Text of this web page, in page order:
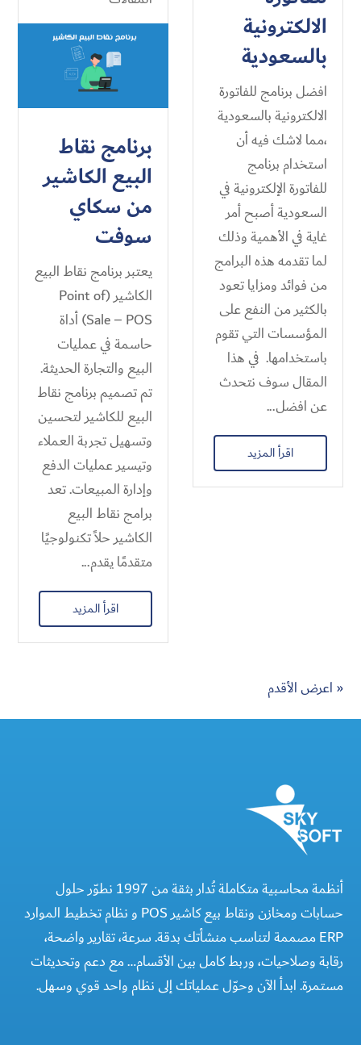
الالكترونية
بالسعودية
افضل برنامج للفاتورة
الالكترونية بالسعودية
،مما لاشك فيه أن
استخدام برنامج
للفاتورة الإلكترونية في
السعودية أصبح أمر
غاية في الأهمية وذلك
لما تقدمه هذه البرامج
من فوائد ومزايا تعود
بالكثير من النفع على
المؤسسات التي تقوم
باستخدامها. في هذا
المقال سوف نتحدث
عن افضل...
اقرأ المزيد
برنامج نقاط
البيع الكاشير
من سكاي
سوفت
يعتبر برنامج نقاط البيع
الكاشير (Point of
Sale – POS) أداة
حاسمة في عمليات
البيع والتجارة الحديثة.
تم تصميم برنامج نقاط
البيع للكاشير لتحسين
وتسهيل تجربة العملاء
وتيسير عمليات الدفع
وإدارة المبيعات. تعد
برامج نقاط البيع
الكاشير حلاً تكنولوجيًا
متقدمًا يقدم...
اقرأ المزيد
« اعرض الأقدم
أنظمة محاسبية متكاملة تُدار بثقة من 1997 نطوّر حلول
حسابات ومخازن ونقاط بيع كاشير POS و نظام تخطيط الموارد
ERP مصممة لتناسب منشأتك بدقة. سرعة، تقارير واضحة،
رقابة وصلاحيات، وربط كامل بين الأقسام… مع دعم وتحديثات
مستمرة. ابدأ الآن وحوّل عملياتك إلى نظام واحد قوي وسهل.